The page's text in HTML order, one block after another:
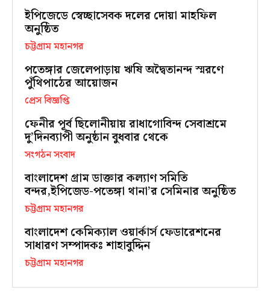
ইপিজেডে স্বেচ্ছাসেবক দলের দোয়া মাহফিল
অনুষ্ঠিত
চট্টগ্রাম মহানগর
পতেঙ্গার জেলেপাড়ায় ঋষি অদ্বৈতানন্দ স্মরণে
পুঁথিপাঠের আয়োজন
প্রেস বিজ্ঞপ্তি
ফেনীর পূর্ব ছিলোনীয়ায় রাধাগোবিন্দ সেবাশ্রমে
দু’দিনব্যাপী অনুষ্ঠান বুধবার থেকে
সংগঠন সংবাদ
বাংলাদেশ গ্রাম ডাক্তার কল্যাণ সমিতি
বন্দর,ইপিজেড-পতেঙ্গা থানা’র সেমিনার অনুষ্ঠিত
চট্টগ্রাম মহানগর
বাংলাদেশ কেমিক্যাল ওয়ার্কার্স ফেডারেশনের
সাধারণ সম্পাদকঃ শাহাবুদ্দিন
চট্টগ্রাম মহানগর